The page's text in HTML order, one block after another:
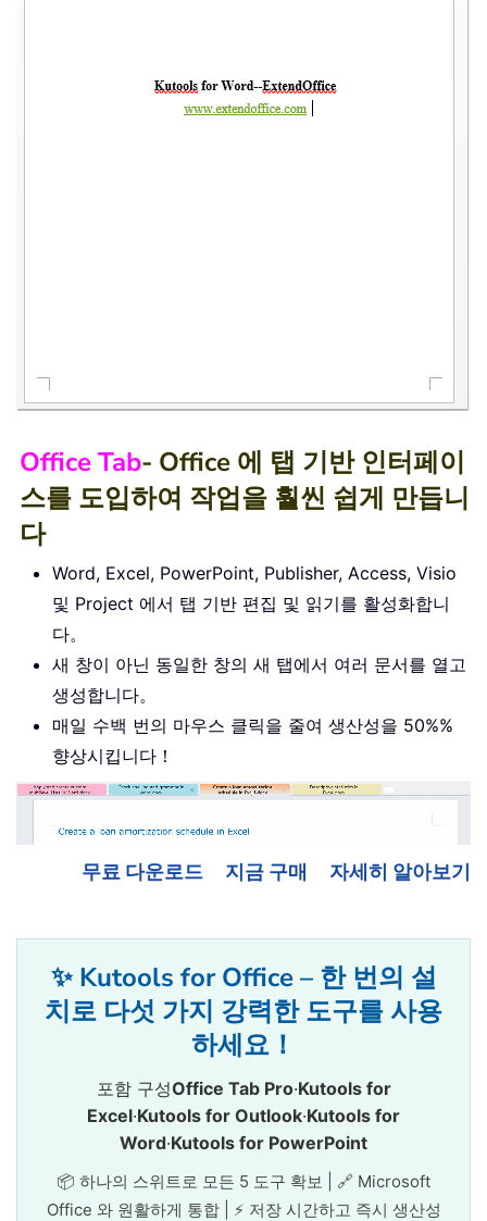
Office Tab- Office 에 탭 기반 인터페이
스를 도입하여 작업을 훨씬 쉽게 만듭니
다
Word, Excel, PowerPoint, Publisher, Access, Visio
및 Project 에서 탭 기반 편집 및 읽기를 활성화합니
다。
새 창이 아닌 동일한 창의 새 탭에서 여러 문서를 열고
생성합니다。
매일 수백 번의 마우스 클릭을 줄여 생산성을 50%%
향상시킵니다！
무료 다운로드 지금 구매 자세히 알아보기
✨ Kutools for Office – 한 번의 설
치로 다섯 가지 강력한 도구를 사용
하세요！
포함 구성Office Tab Pro·Kutools for
Excel·Kutools for Outlook·Kutools for
Word·Kutools for PowerPoint
📦 하나의 스위트로 모든 5 도구 확보 | 🔗 Microsoft
Office 와 원활하게 통합 | ⚡ 저장 시간하고 즉시 생산성